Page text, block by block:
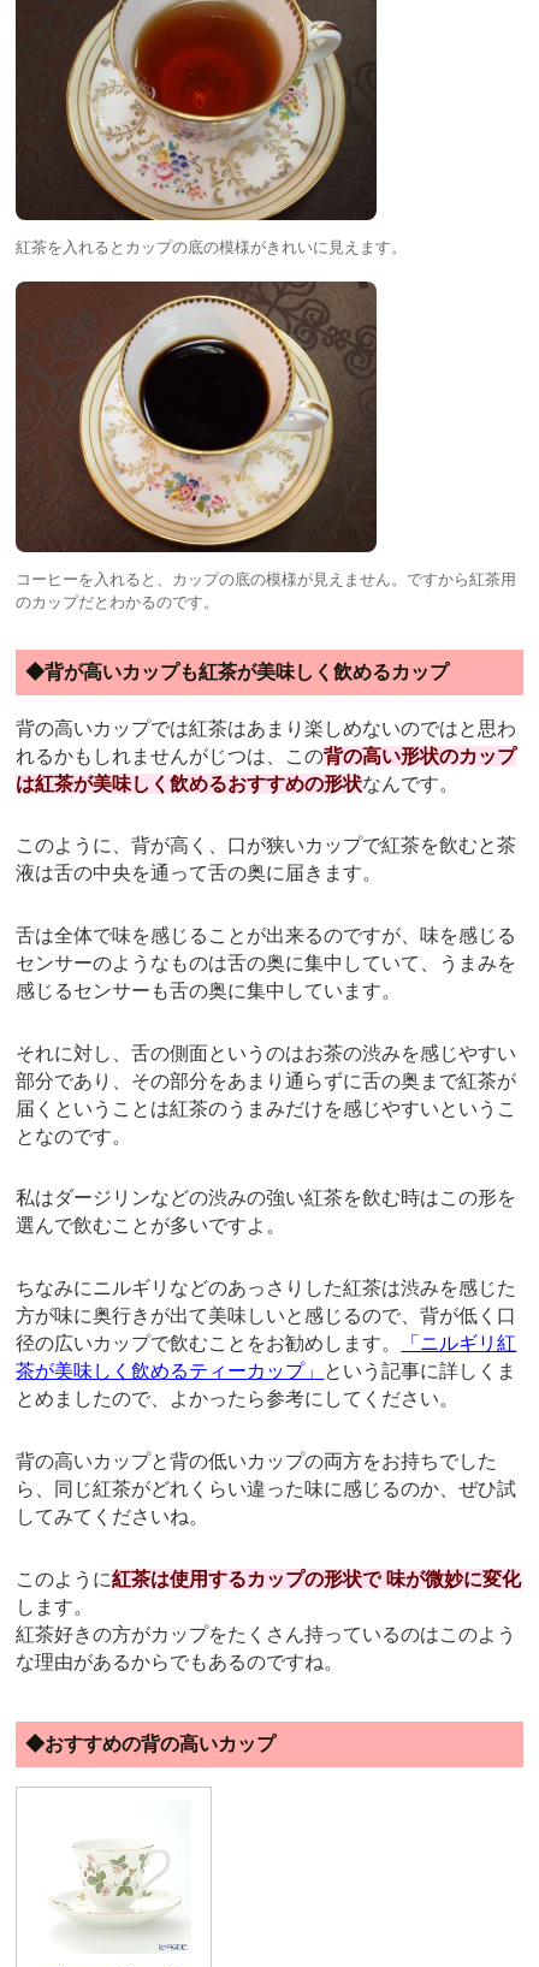
紅茶を入れるとカップの底の模様がきれいに見えます。
コーヒーを入れると、カップの底の模様が見えません。ですから紅茶用
のカップだとわかるのです。
◆背が高いカップも紅茶が美味しく飲めるカップ
背の高いカップでは紅茶はあまり楽しめないのではと思わ
れるかもしれませんがじつは、この背の高い形状のカップ
は紅茶が美味しく飲めるおすすめの形状なんです。
このように、背が高く、口が狭いカップで紅茶を飲むと茶
液は舌の中央を通って舌の奥に届きます。
舌は全体で味を感じることが出来るのですが、味を感じる
センサーのようなものは舌の奥に集中していて、うまみを
感じるセンサーも舌の奥に集中しています。
それに対し、舌の側面というのはお茶の渋みを感じやすい
部分であり、その部分をあまり通らずに舌の奥まで紅茶が
届くということは紅茶のうまみだけを感じやすいというこ
となのです。
私はダージリンなどの渋みの強い紅茶を飲む時はこの形を
選んで飲むことが多いですよ。
ちなみにニルギリなどのあっさりした紅茶は渋みを感じた
方が味に奥行きが出て美味しいと感じるので、背が低く口
径の広いカップで飲むことをお勧めします。
「ニルギリ紅
茶が美味しく飲めるティーカップ」 という記事に詳しくま
とめましたので、よかったら参考にしてください。
背の高いカップと背の低いカップの両方をお持ちでした
ら、同じ紅茶がどれくらい違った味に感じるのか、ぜひ試
してみてくださいね。
このように紅茶は使用するカップの形状で 味が微妙に変化
します。
紅茶好きの方がカップをたくさん持っているのはこのよう
な理由があるからでもあるのですね。
◆おすすめの背の高いカップ